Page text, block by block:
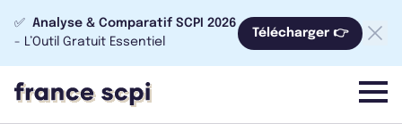
✅ Analyse & Comparatif SCPI 2026
- L’Outil Gratuit Essentiel
Télécharger 👉
menu